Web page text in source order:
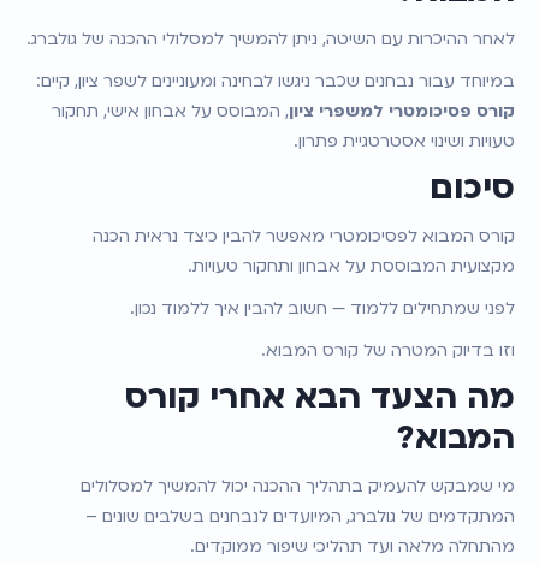
לאחר ההיכרות עם השיטה, ניתן להמשיך למסלולי ההכנה של גולברג.
במיוחד עבור נבחנים שכבר ניגשו לבחינה ומעוניינים לשפר ציון, קיים:
קורס פסיכומטרי למשפרי ציון, המבוסס על אבחון אישי, תחקור
טעויות ושינוי אסטרטגיית פתרון.
סיכום
קורס המבוא לפסיכומטרי מאפשר להבין כיצד נראית הכנה
מקצועית המבוססת על אבחון ותחקור טעויות.
לפני שמתחילים ללמוד — חשוב להבין איך ללמוד נכון.
וזו בדיוק המטרה של קורס המבוא.
מה הצעד הבא אחרי קורס
המבוא?
מי שמבקש להעמיק בתהליך ההכנה יכול להמשיך למסלולים
המתקדמים של גולברג, המיועדים לנבחנים בשלבים שונים –
מהתחלה מלאה ועד תהליכי שיפור ממוקדים.